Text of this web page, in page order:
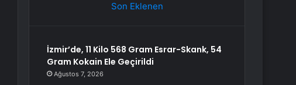
Son Eklenen
İzmir’de, 11 Kilo 568 Gram Esrar-Skank, 54
Gram Kokain Ele Geçirildi
Ağustos 7, 2026